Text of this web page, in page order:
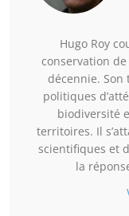
Hugo Roy
conservation
décennie. Son
politiques
biodiversité
territoires. Il
scientifiques et
la